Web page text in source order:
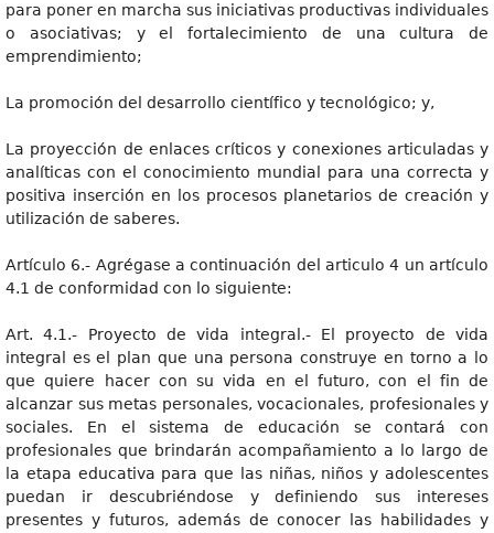
para poner en marcha sus iniciativas productivas individuales
o asociativas; y el fortalecimiento de una cultura de
emprendimiento;
La promoción del desarrollo científico y tecnológico; y,
La proyección de enlaces críticos y conexiones articuladas y
analíticas con el conocimiento mundial para una correcta y
positiva inserción en los procesos planetarios de creación y
utilización de saberes.
Artículo 6.- Agrégase a continuación del articulo 4 un artículo
4.1 de conformidad con lo siguiente:
Art. 4.1.- Proyecto de vida integral.- El proyecto de vida
integral es el plan que una persona construye en torno a lo
que quiere hacer con su vida en el futuro, con el fin de
alcanzar sus metas personales, vocacionales, profesionales y
sociales. En el sistema de educación se contará con
profesionales que brindarán acompañamiento a lo largo de
la etapa educativa para que las niñas, niños y adolescentes
puedan ir descubriéndose y definiendo sus intereses
presentes y futuros, además de conocer las habilidades y